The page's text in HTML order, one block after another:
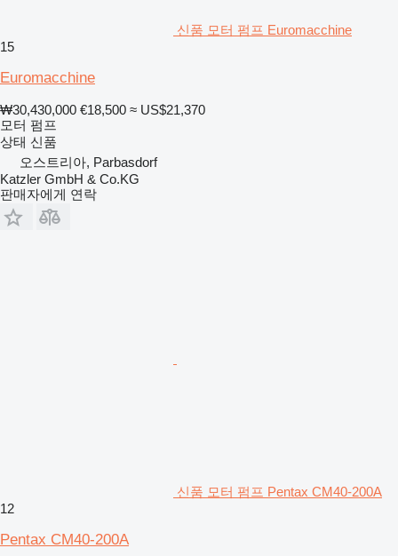
신품 모터 펌프 Euromacchine
15
Euromacchine
₩30,430,000 €18,500 ≈ US$21,370
모터 펌프
상태 신품
오스트리아, Parbasdorf
Katzler GmbH & Co.KG
판매자에게 연락
신품 모터 펌프 Pentax CM40-200A
12
Pentax CM40-200A